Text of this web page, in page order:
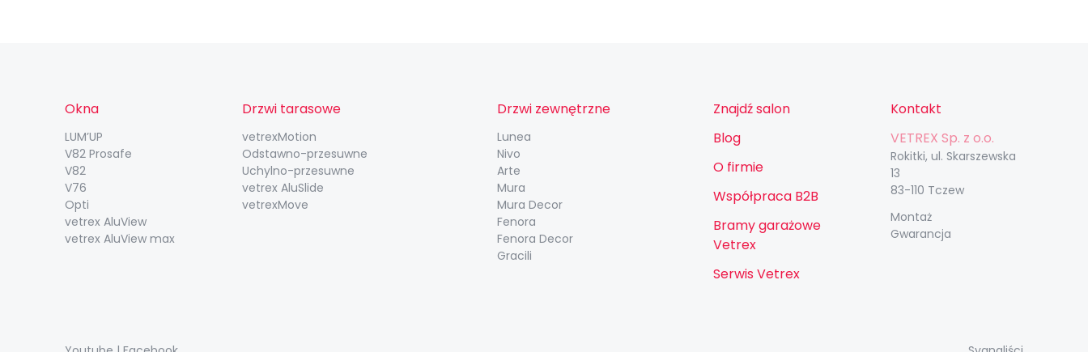
Okna
LUM’UP
V82 Prosafe
V82
V76
Opti
vetrex AluView
vetrex AluView max
Drzwi tarasowe
vetrexMotion
Odstawno-przesuwne
Uchylno-przesuwne
vetrex AluSlide
vetrexMove
Drzwi zewnętrzne
Lunea
Nivo
Arte
Mura
Mura Decor
Fenora
Fenora Decor
Gracili
Znajdź salon
Blog
O firmie
Współpraca B2B
Bramy garażowe
Vetrex
Serwis Vetrex
Kontakt
VETREX Sp. z o.o.
Rokitki, ul. Skarszewska
13
83-110 Tczew
Montaż
Gwarancja